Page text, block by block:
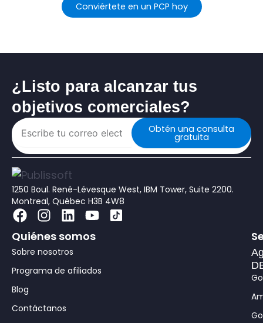
Conviértete en un PCP hoy
¿Listo para alcanzar tus
objetivos comerciales?
Obtén una consulta
gratuita
1250 Boul. René-Lévesque West, IBM Tower, Suite 2200.
Montreal, Québec H3B 4W8
F
a
c
e
b
o
o
k
I
n
s
t
a
a
L
i
n
k
e
Y
u
u
Quiénes somos
Sobre nosotros
Programa de afiliados
Blog
Contáctanos